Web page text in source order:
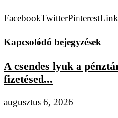
FacebookTwitterPinterest
Kapcsolódó bejegyzések
A csendes lyuk a
fizetésed...
augusztus 6, 2026